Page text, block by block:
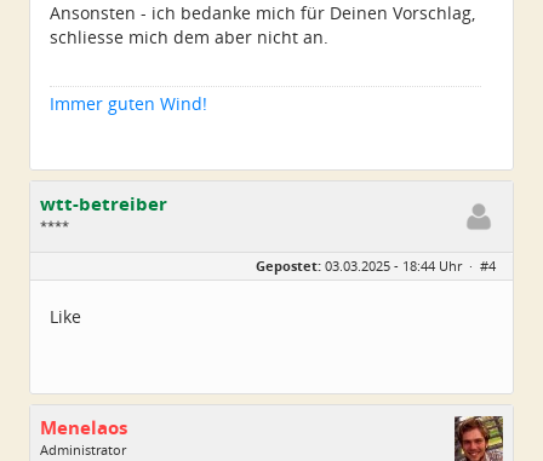
Ansonsten - ich bedanke mich für Deinen Vorschlag,
schliesse mich dem aber nicht an.
Immer guten Wind!
wtt-betreiber
****
Beiträge:
110
Gepostet: 03.03.2025 - 18:44 Uhr · #4
Like
Menelaos
Administrator